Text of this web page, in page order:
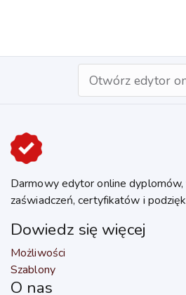
Otwórz edytor
Darmowy edytor online dyplomów,
zaświadczeń, certyfikatów i
Dowiedz się więcej
Możliwości
Szablony
O nas